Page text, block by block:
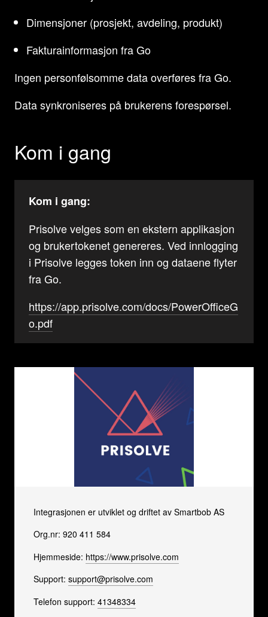
Dimensjoner (prosjekt, avdeling, produkt)
Fakturainformasjon fra Go
Ingen personfølsomme data overføres fra Go.
Data synkroniseres på brukerens forespørsel.
Kom i gang
Kom i gang:
Prisolve velges som en ekstern applikasjon
og brukertokenet genereres. Ved innlogging
i Prisolve legges token inn og dataene flyter
fra Go.
https://app.prisolve.com/docs/PowerOfficeG
o.pdf
Integrasjonen er utviklet og driftet av Smartbob AS
Org.nr: 920 411 584
Hjemmeside: https://www.prisolve.com
Support: support@prisolve.com
Telefon support: 41348334